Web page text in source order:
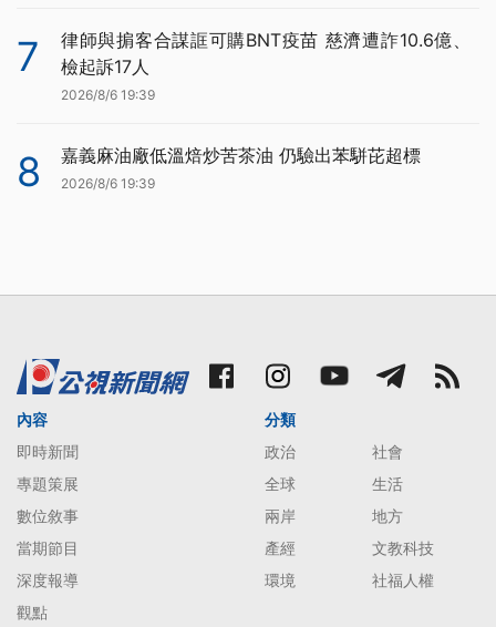
7
律師與掮客合謀誆可購BNT疫苗 慈濟遭詐10.6億、
檢起訴17人
2026/8/6 19:39
8 嘉義麻油廠低溫焙炒苦茶油 仍驗出苯駢芘超標
2026/8/6 19:39
內容
即時新聞
專題策展
數位敘事
當期節目
深度報導
觀點
分類
政治
社會
全球
生活
兩岸
地方
產經
文教科技
環境
社福人權